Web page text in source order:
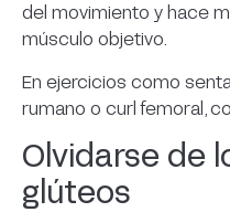
del movimiento y hace
músculo objetivo.
En ejercicios como
rumano o curl femoral,
Olvidarse de
glúteos